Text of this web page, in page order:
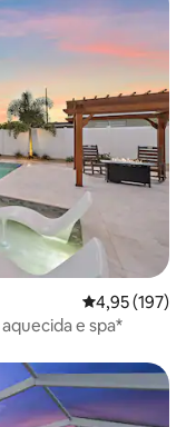
4,95 de uma
4,95 (197)
e spa*